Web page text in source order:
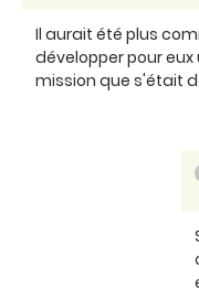
Il aurait été plus
développer pour
mission que s'était